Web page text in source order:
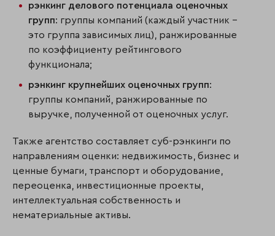
рэнкинг делового потенциала оценочных
групп: группы компаний (каждый участник –
это группа зависимых лиц), ранжированные
по коэффициенту рейтингового
функционала;
рэнкинг крупнейших оценочных групп:
группы компаний, ранжированные по
выручке, полученной от оценочных услуг.
Также агентство составляет суб-рэнкинги по
направлениям оценки: недвижимость, бизнес и
ценные бумаги, транспорт и оборудование,
переоценка, инвестиционные проекты,
интеллектуальная собственность и
нематериальные активы.